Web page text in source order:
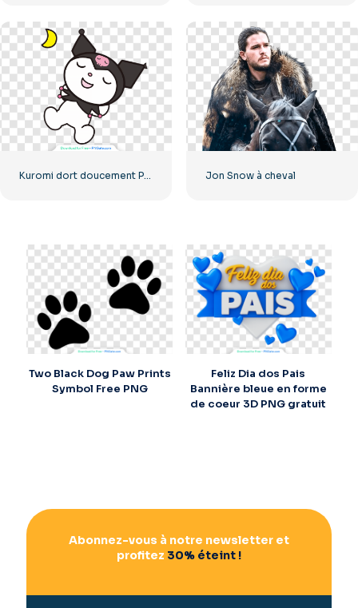
Jon Snow à cheval
Two Black Dog Paw Prints
Symbol Free PNG
Feliz Dia dos Pais
Bannière bleue en forme
de coeur 3D PNG gratuit
Abonnez-vous à notre newsletter et
profitez 30% éteint !